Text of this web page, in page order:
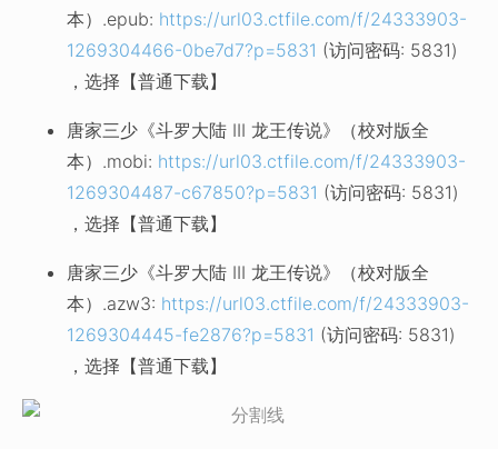
本）.epub: https://url03.ctfile.com/f/24333903-
1269304466-0be7d7?p=5831 (访问密码: 5831)
，选择【普通下载】
唐家三少《斗罗大陆 III 龙王传说》（校对版全
本）.mobi: https://url03.ctfile.com/f/24333903-
1269304487-c67850?p=5831 (访问密码: 5831)
，选择【普通下载】
唐家三少《斗罗大陆 III 龙王传说》（校对版全
本）.azw3: https://url03.ctfile.com/f/24333903-
1269304445-fe2876?p=5831 (访问密码: 5831)
，选择【普通下载】